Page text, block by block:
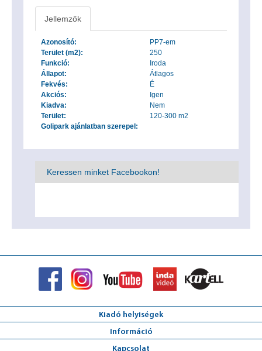
Jellemzők
Azonosító:
PP7-em
Terület (m2):
250
Funkció:
Iroda
Állapot:
Átlagos
Fekvés:
É
Akciós:
Igen
Kiadva:
Nem
Terület:
120-300 m2
Golipark ajánlatban szerepel:
Keressen minket Facebookon!
Kiadó helyiségek
Információ
Kapcsolat